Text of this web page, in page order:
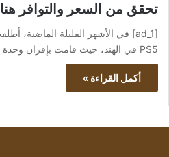
تحقق من السعر والتوافر هنا
PS5 في الهند، حيث قامت بإقران وحدة التحكم بالعديد من…
أكمل القراءة »